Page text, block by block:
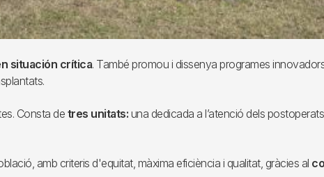
situación crítica. També promou i dissenya programes
Consta de tres unitats: una dedicada a l’atenció dels
amb criteris d'equitat, màxima eficiència i qualitat, gràcies al